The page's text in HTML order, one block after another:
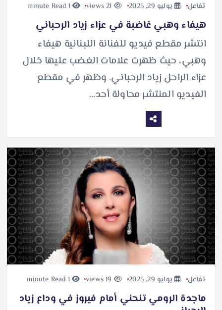
تفاعل يوليو 29, 2025 1 minute Read
هيفاء وهبي غاضبة في عزاء زياد الرحباني
انتشر مقطع فيديو للفنانة اللبنانية هيفاء
وهبي، حيث ظهرت علامات الغضب عليها خلال
عزاء الراحل زياد الرحباني. وظهر في مقطع
الفيديو المنتشر محاولة أحد…
تفاعل يوليو 29, 2025 1 minute Read
ماجدة الرومي تنحني أمام فيروز في وداع زياد